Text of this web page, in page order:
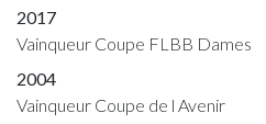
2017
Vainqueur Coupe FLBB Dames
2004
Vainqueur Coupe de l Avenir